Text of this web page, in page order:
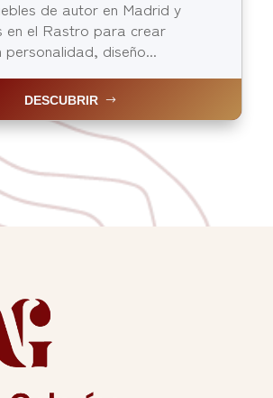
de autor en Madrid y
en el Rastro para crear
personalidad, diseño...
DESCUBRIR